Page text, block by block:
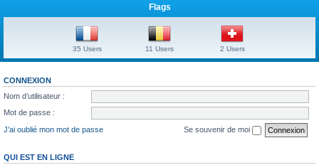
Flags
35 Users 11 Users 2 Users
CONNEXION
Nom d’utilisateur :
Mot de passe :
J’ai oublié mon mot de passe
Se souvenir de moi
QUI EST EN LIGNE